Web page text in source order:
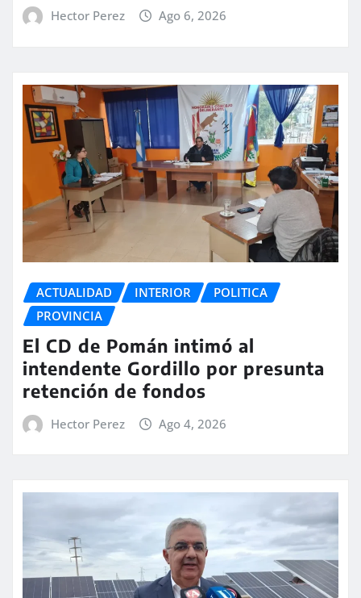
Hector Perez Ago 6, 2026
ACTUALIDAD INTERIOR
POLITICA
PROVINCIA
El CD de Pomán intimó al
intendente Gordillo por presunta
retención de fondos
Hector Perez Ago 4, 2026